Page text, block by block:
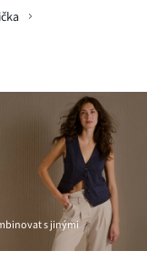
s jinými